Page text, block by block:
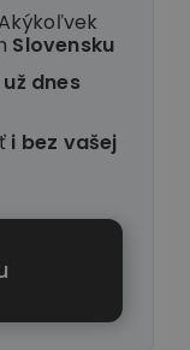
Slovensku
už dnes
i bez vašej